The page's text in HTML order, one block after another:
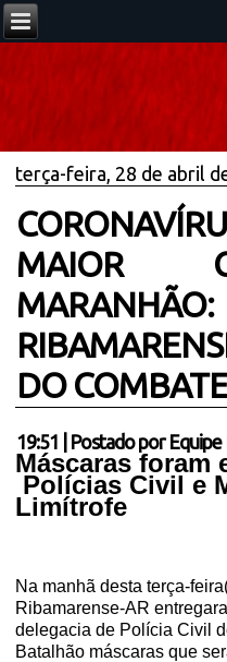
terça-feira, 28 de abril
MAIOR
DO
19:51 Postado por
Máscaras foram
Polícias Civil e
Limítrofe
Na manhã desta terça-
Ribamarense-AR
delegacia de Polícia Civil
Batalhão máscaras que